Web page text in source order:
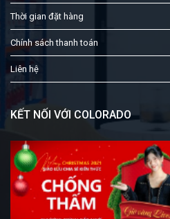
Thời gian đặt hàng
Chính sách thanh toán
Liên hệ
KẾT NỐI VỚI COLORADO